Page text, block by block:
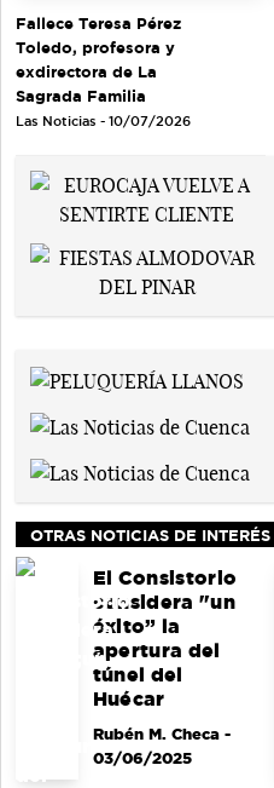
Fallece Teresa Pérez
Toledo, profesora y
exdirectora de La
Sagrada Familia
Las Noticias - 10/07/2026
OTRAS NOTICIAS DE INTERÉS
El Consistorio
considera "un
éxito” la
apertura del
túnel del
Huécar
Rubén M. Checa-
03/06/2025